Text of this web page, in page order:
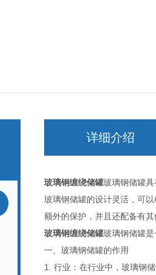
详细介绍
玻璃钢缠绕储罐玻璃钢储罐
玻璃钢储罐的设计灵活，可
额外的保护，并且还配备有
玻璃钢缠绕储罐玻璃钢储罐
一、玻璃钢储罐的作用
1. 行业：在行业中，玻璃钢